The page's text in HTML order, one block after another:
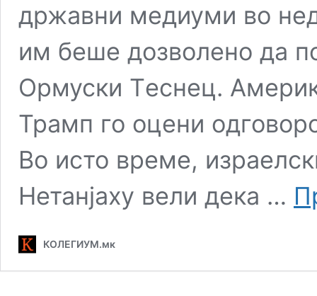
државни медиуми во
им беше дозволено да
Ормуски Tеснец.
Трамп го оцени
Во исто време,
Нетанјаху вели дека …
КОЛЕГИУМ.мк